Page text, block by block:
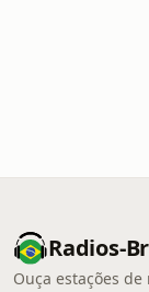
Radios-
Ouça estações